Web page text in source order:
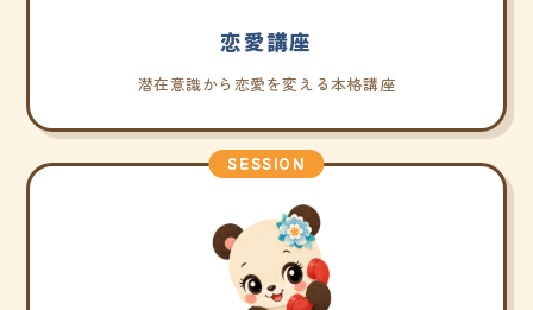
恋愛講座
潜在意識から恋愛を変える本格講座
SESSION